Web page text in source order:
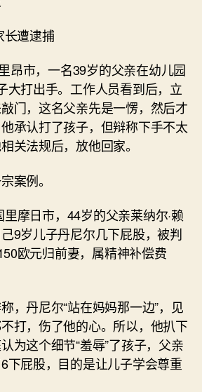
长遭逮捕
昂市，一名39岁的父亲在幼儿园
大打出手。工作人员看到后，立
门，这名父亲先是一愣，然后才
承认打了孩子，但辩称下手不太
关法规后，放他回家。
案例。
摩日市，44岁的父亲莱纳尔·赖
9岁儿子丹尼尔几下屁股，被判
欧元归前妻，属精神补偿费
，丹尼尔“站在妈妈那一边”，见
打，伤了他的心。所以，他扒下
为这个细节“羞辱”了孩子，父亲
下屁股，目的是让儿子学会尊重